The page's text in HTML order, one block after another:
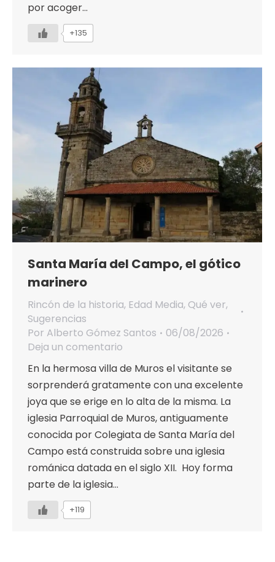
por acoger…
+135
Santa María del Campo, el gótico
marinero
Rincón de la historia, Edad Media, Qué ver,
Sugerencias
Por Alberto Gómez Santos
06/08/2026
Deja un comentario
En la hermosa villa de Muros el visitante se
sorprenderá gratamente con una excelente
joya que se erige en lo alta de la misma. La
iglesia Parroquial de Muros, antiguamente
conocida por Colegiata de Santa María del
Campo está construida sobre una iglesia
románica datada en el siglo XII. Hoy forma
parte de la iglesia…
+119